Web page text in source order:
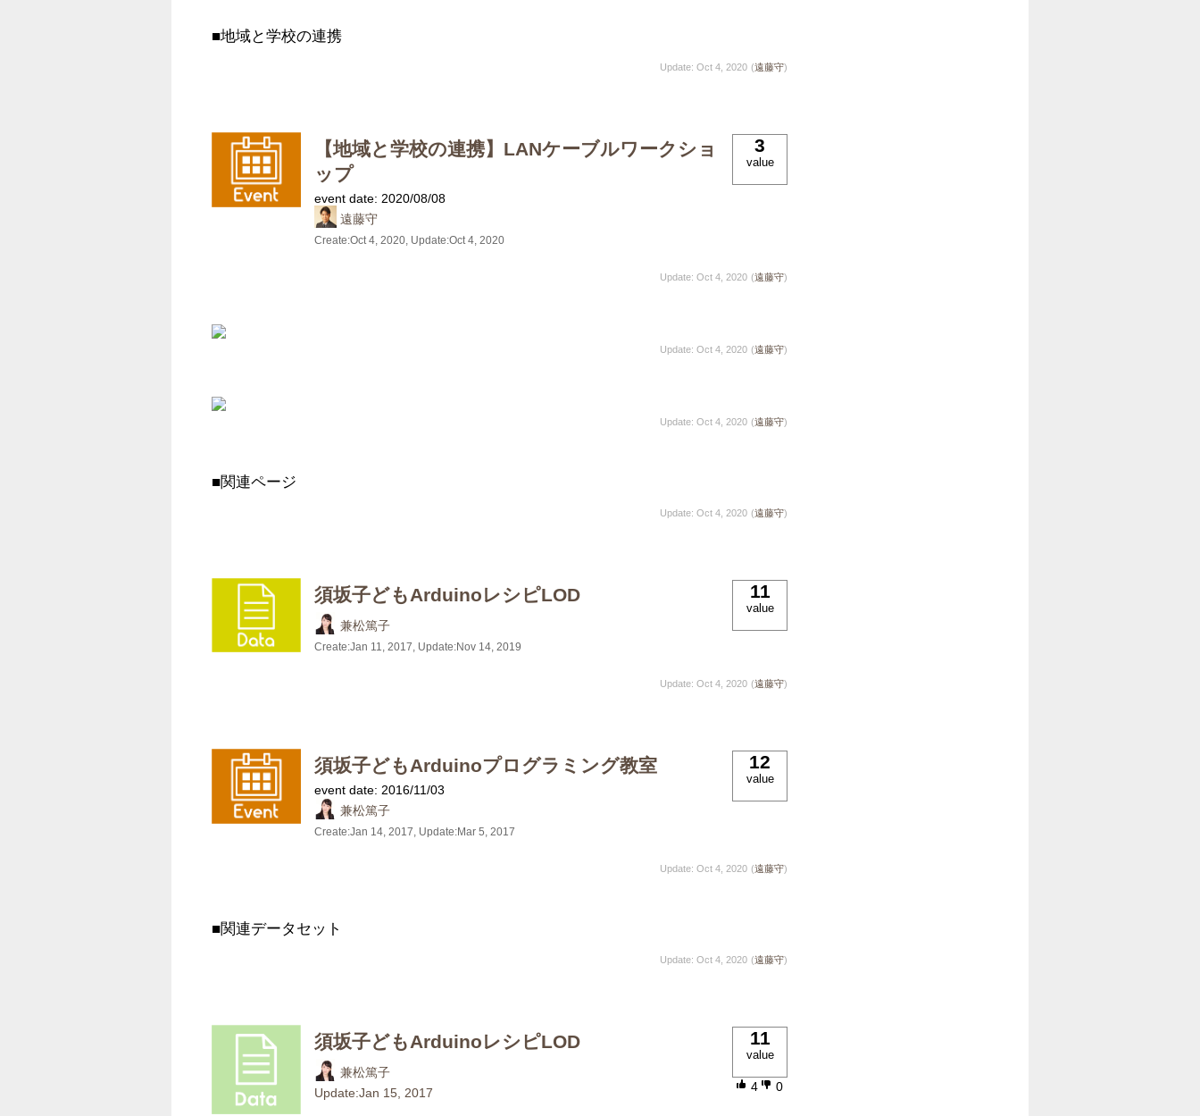
■地域と学校の連携
Update: Oct 4, 2020 (遠藤守)
【地域と学校の連携】LANケーブルワークショ
ップ
event date: 2020/08/08
遠藤守
Create:Oct 4, 2020, Update:Oct 4, 2020
3
value
Update: Oct 4, 2020 (遠藤守)
Update: Oct 4, 2020 (遠藤守)
Update: Oct 4, 2020 (遠藤守)
■関連ページ
Update: Oct 4, 2020 (遠藤守)
須坂子どもArduinoレシピLOD
兼松篤子
Create:Jan 11, 2017, Update:Nov 14, 2019
11
value
Update: Oct 4, 2020 (遠藤守)
須坂子どもArduinoプログラミング教室
event date: 2016/11/03
兼松篤子
Create:Jan 14, 2017, Update:Mar 5, 2017
12
value
Update: Oct 4, 2020 (遠藤守)
■関連データセット
Update: Oct 4, 2020 (遠藤守)
須坂子どもArduinoレシピLOD
兼松篤子
Update:Jan 15, 2017
11
value
4 0